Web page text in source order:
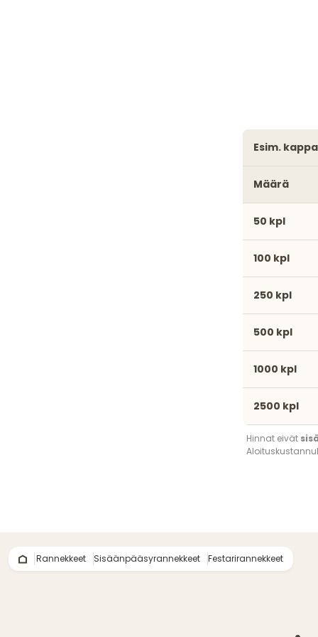
esim.
Määrä
50 kpl
100 kpl
250 kpl
500 kpl
1000 kpl
2500 kpl
Hinnat eivät
Rannekkeet Sisäänpääsyrannekkeet Festarirannekkeet